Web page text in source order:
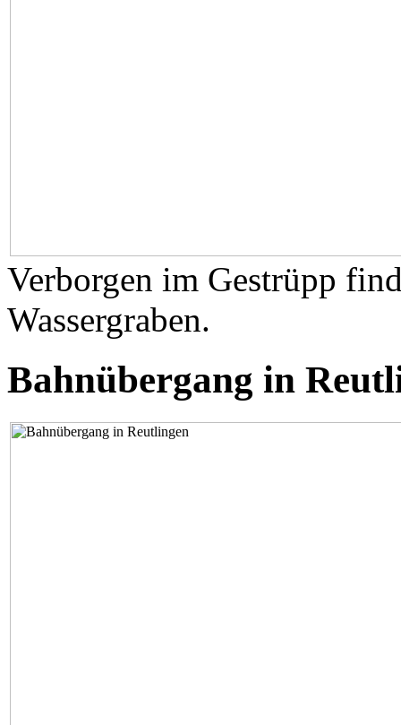
Verborgen im Gestrüpp
Wassergraben.
Bahnübergang in